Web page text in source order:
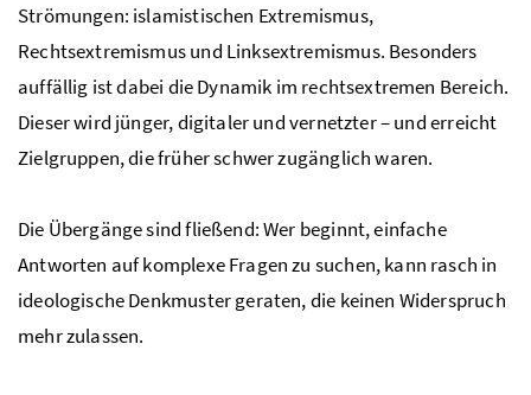
Strömungen: islamistischen Extremismus,
Rechtsextremismus und Linksextremismus. Besonders
auffällig ist dabei die Dynamik im rechtsextremen Bereich.
Dieser wird jünger, digitaler und vernetzter – und erreicht
Zielgruppen, die früher schwer zugänglich waren.
Die Übergänge sind fließend: Wer beginnt, einfache
Antworten auf komplexe Fragen zu suchen, kann rasch in
ideologische Denkmuster geraten, die keinen Widerspruch
mehr zulassen.